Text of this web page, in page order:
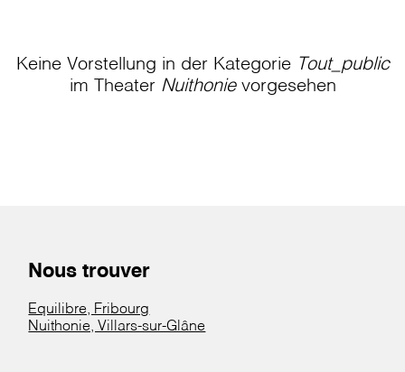
Keine Vorstellung in der Kategorie Tout_public
im Theater Nuithonievorgesehen
Nous trouver
Equilibre, Fribourg
Nuithonie, Villars-sur-Glâne